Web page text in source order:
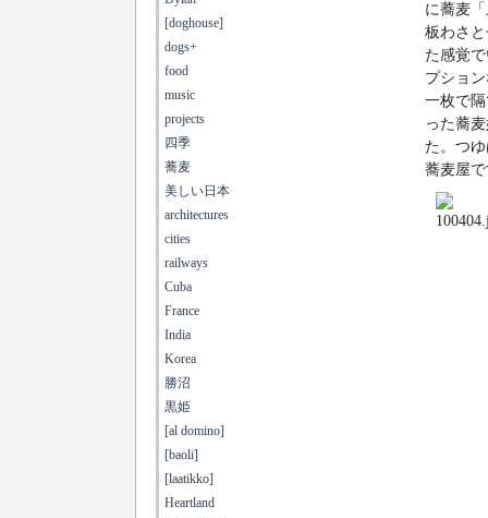
に蕎麦
板わさ
た感覚
プショ
一枚で
った蕎
た。つ
蕎麦屋
[doghouse]
dogs+
food
music
projects
四季
蕎麦
美しい日本
architectures
cities
railways
Cuba
France
India
Korea
勝沼
黒姫
[al domino]
[baoli]
[laatikko]
Heartland